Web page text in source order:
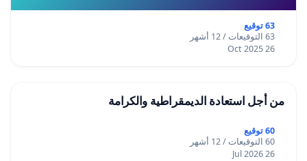
63 توقيع
63 التوقيعات / 12 أشهر
26 Oct 2025
من أجل استعادة الديمقراطية والكرامة
60 توقيع
60 التوقيعات / 12 أشهر
26 Jul 2026